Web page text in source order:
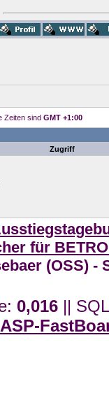
Zeiten sind GMT +1:00
Zugriff
für
(OSS) -
0,016||
ASP-